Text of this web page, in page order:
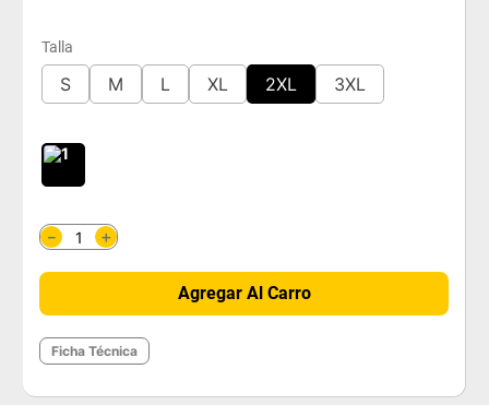
Talla
S M L XL 2XL 3XL
＋
－
Agregar Al Carro
Ficha Técnica